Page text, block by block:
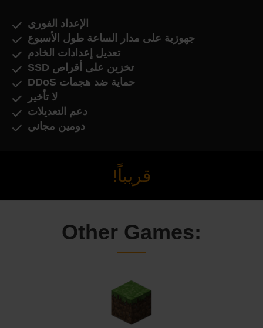
الإعداد الفوري
جهوزية على مدار الساعة طول الأسبوع
تعديل إعدادات الخادم
تخزين على أقراص SSD
حماية ضد هجمات DDoS
لا تأخير
دعم التعديلات
دومين مجاني
قريباً!
Other Games: